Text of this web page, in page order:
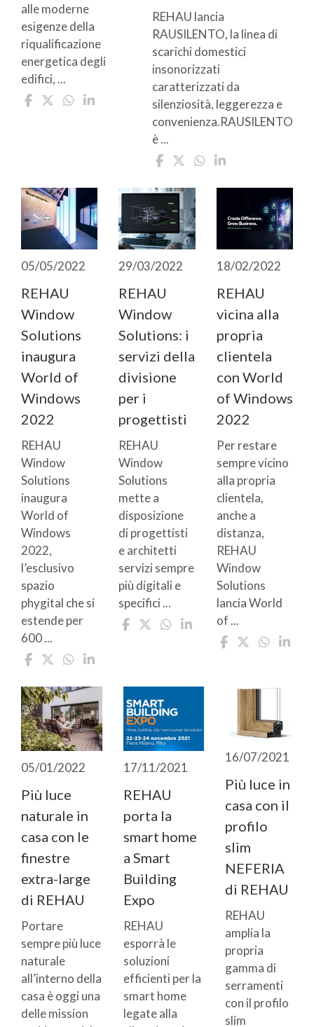
alle moderne
esigenze della
riqualificazione
energetica degli
edifici, ...
REHAU lancia
RAUSILENTO, la linea di
scarichi domestici
insonorizzati
caratterizzati da
silenziosità, leggerezza e
convenienza.RAUSILENTO
è ...
05/05/2022
REHAU
Window
Solutions
inaugura
World of
Windows
2022
REHAU
Window
Solutions
inaugura
World of
Windows
2022,
l’esclusivo
spazio
phygital che si
estende per
600 ...
29/03/2022
REHAU
Window
Solutions: i
servizi della
divisione
per i
progettisti
REHAU
Window
Solutions
mette a
disposizione
di progettisti
e architetti
servizi sempre
più digitali e
specifici ...
18/02/2022
REHAU
vicina alla
propria
clientela
con World
of Windows
2022
Per restare
sempre vicino
alla propria
clientela,
anche a
distanza,
REHAU
Window
Solutions
lancia World
of ...
05/01/2022
Più luce
naturale in
casa con le
finestre
extra-large
di REHAU
Portare
sempre più luce
naturale
all’interno della
casa è oggi una
delle mission
17/11/2021
REHAU
porta la
smart home
a Smart
Building
Expo
REHAU
esporrà le
soluzioni
efficienti per la
smart home
legate alla
16/07/2021
Più luce in
casa con il
profilo
slim
NEFERIA
di REHAU
REHAU
amplia la
propria
gamma di
serramenti
con il profilo
slim